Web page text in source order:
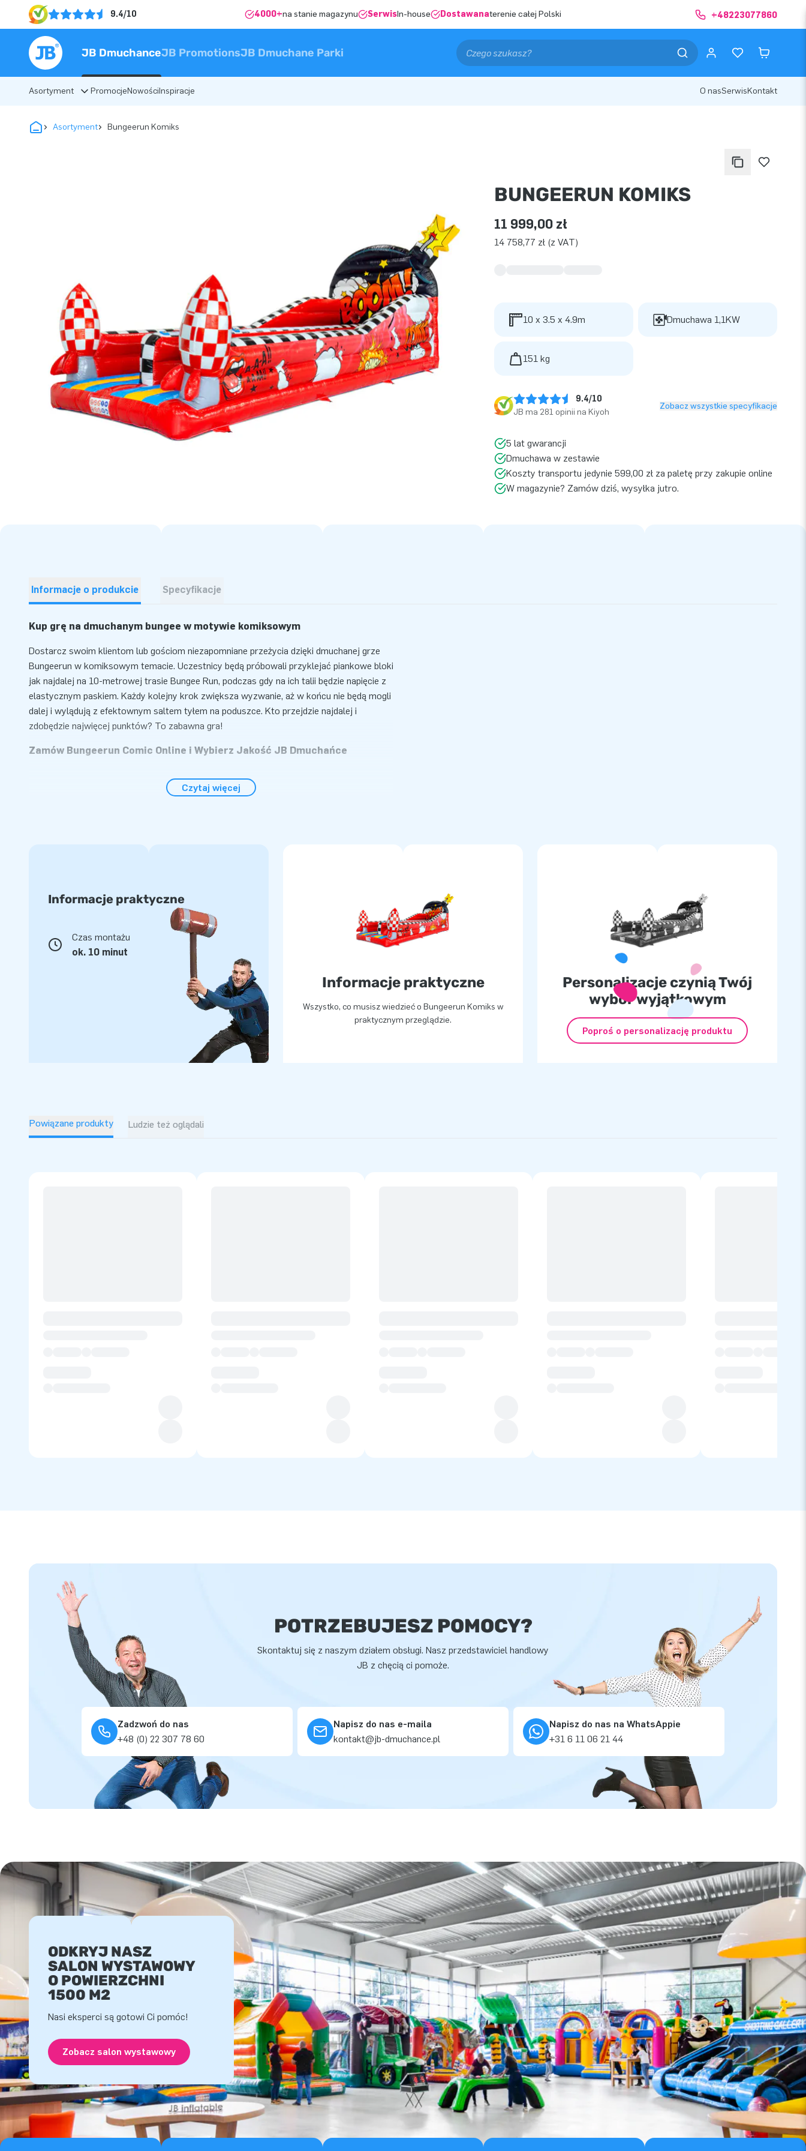
9.4/10 4000+na stanie magazynu SerwisIn-house Dostawanaterenie całej Polski +48223077860
JB DmuchanceJB PromotionsJB Dmuchane Parki
Asortyment PromocjeNowościInspiracje O nasSerwisKontakt
Asortyment Bungeerun Komiks
BUNGEERUN KOMIKS
11 999,00 zł
14 758,77 zł (z VAT)
10 x 3.5 x 4.9m Dmuchawa 1,1KW
151 kg
9.4/10
JB ma 281 opinii na Kiyoh
Zobacz wszystkie specyfikacje
5 lat gwarancji
Dmuchawa w zestawie
Koszty transportu jedynie 599,00 zł za paletę przy zakupie online
W magazynie? Zamów dziś, wysyłka jutro.
Informacje o produkcie Specyfikacje
Kup grę na dmuchanym bungee w motywie komiksowym
Dostarcz swoim klientom lub gościom niezapomniane przeżycia dzięki dmuchanej grze
Bungeerun w komiksowym temacie. Uczestnicy będą próbowali przyklejać piankowe bloki
jak najdalej na 10-metrowej trasie Bungee Run, podczas gdy na ich talii będzie napięcie z
elastycznym paskiem. Każdy kolejny krok zwiększa wyzwanie, aż w końcu nie będą mogli
dalej i wylądują z efektownym saltem tyłem na poduszce. Kto przejdzie najdalej i
zdobędzie najwięcej punktów? To zabawna gra!
Zamów Bungeerun Comic Online i Wybierz Jakość JB Dmuchańce
zawody, imprezy sportowe czy jako atrakcja w parku rozrywki. To wyjątkowa, 10-
Poduszki JB są wzmacniane na wielu punktach i wielokrotnie szyte, wykonane z
mocnego, wysokiej jakości PVC. Dzięki temu są trwałe i łatwe do utrzymania w czystości.
Poduszka jest dodatkowo objęta 5-letnią gwarancją przez JB. Dzięki temu przez wiele
lat zapewnisz optymalną zabawę tym produktem. Kup ten wyjątkowy Bungeerun w
motywie komiksowym i spraw swoim klientom niezapomnianą rozrywkę!
Tysiące Klientów Wybrało JB Dmuchańce
Jesteśmy dumni, że tysiące zadowolonych klientów na całym świecie wybrało JB
Dmuchańce. Nasze zaangażowanie w jakość i satysfakcję klienta pozwoliło nam zyskać
reputację jako wiodący dostawca unikalnych atrakcji dmuchanych. Dzięki naszemu
zespołowi utalentowanych projektantów, deweloperów i pracowników logistycznych,
Czytaj więcej
Informacje praktyczne
Czas montażu
ok. 10 minut
Informacje praktyczne
Wszystko, co musisz wiedzieć o Bungeerun Komiks w
praktycznym przeglądzie.
Personalizacje czynią Twój
wybór wyjątkowym
Poproś o personalizację produktu
Powiązane produkty Ludzie też oglądali
POTRZEBUJESZ POMOCY?
Skontaktuj się z naszym działem obsługi. Nasz przedstawiciel handlowy
JB z chęcią ci pomoże.
Zadzwoń do nas
+48 (0) 22 307 78 60
Napisz do nas e-maila
kontakt@jb-dmuchance.pl
Napisz do nas na WhatsAppie
+31 6 11 06 21 44
ODKRYJ NASZ
SALON WYSTAWOWY
O POWIERZCHNI
1500 M2
Nasi eksperci są gotowi Ci pomóc!
Zobacz salon wystawowy